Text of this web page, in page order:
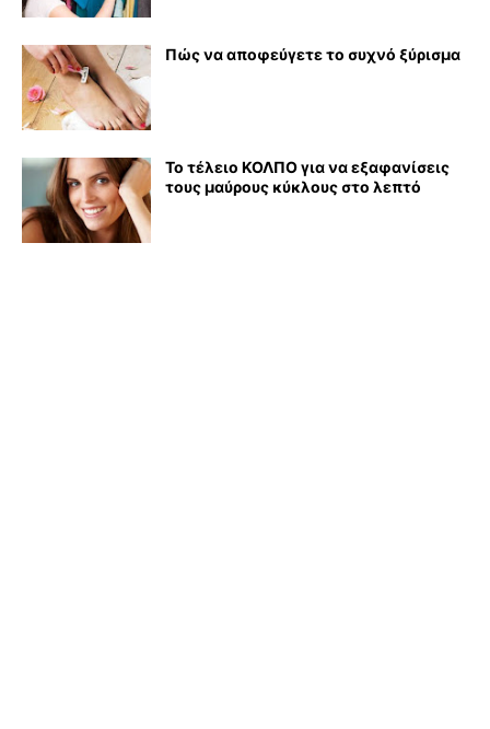
Πώς να αποφεύγετε το συχνό ξύρισμα
Το τέλειο ΚΟΛΠΟ για να εξαφανίσεις
τους μαύρους κύκλους στο λεπτό